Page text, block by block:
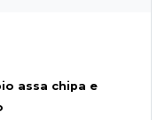
assa chipa e